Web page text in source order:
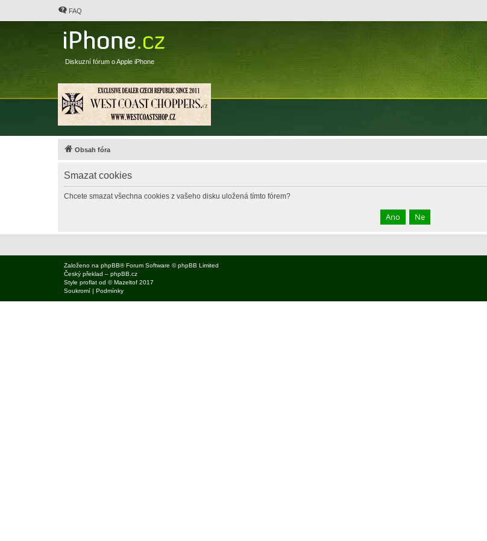
FAQ
Diskuzní fórum o Apple iPhone
Obsah fóra
Smazat cookies
Chcete smazat všechna cookies z vašeho disku uložená tímto fórem?
Založeno na phpBB® Forum Software © phpBB Limited
Český překlad – phpBB.cz
Style proflat od ©Mazeltof 2017
Soukromí | Podmínky